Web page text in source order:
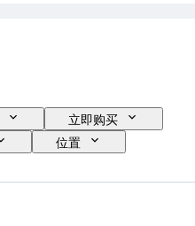
立即购买
位置